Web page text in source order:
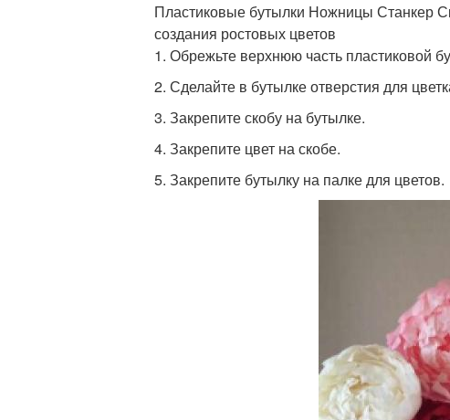
Пластиковые бутылки Ножницы Станкер
создания ростовых цветов
1. Обрежьте верхнюю часть пластиковой
2. Сделайте в бутылке отверстия для
3. Закрепите скобу на бутылке.
4. Закрепите цвет на скобе.
5. Закрепите бутылку на палке для цветов.